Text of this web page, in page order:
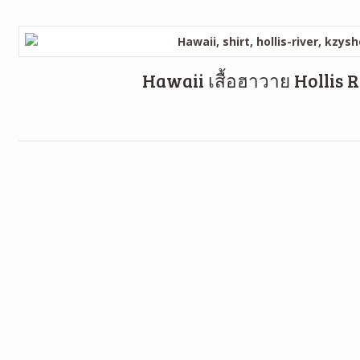
Hawaii เสื้อฮาวาย Hollis